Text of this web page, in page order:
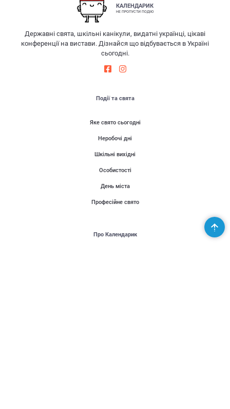
КАЛЕНДАРИК
НЕ ПРОПУСТИ ПОДІЮ
Державні свята, шкільні канікули, видатні українці, цікаві
конференції на вистави. Дізнайся що відбувається в Україні
сьогодні.
Події та свята
Яке свято сьогодні
Неробочі дні
Шкільні вихідні
Особистості
День міста
Професійне свято
Про Календарик